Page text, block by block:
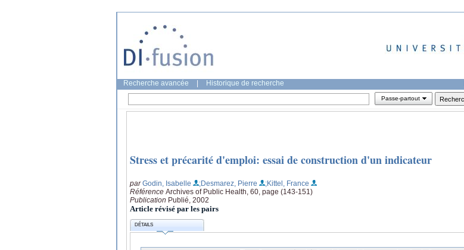
Recherche avancée Historique de recherche
Passe-partout
Stress et précarité d'emploi: essai de construction d'un indicateur
parGodin, Isabelle ;Desmarez, Pierre
;Kittel, France
Référence Archives of Public Health, 60, page (143-151)
Publication Publié, 2002
Article révisé par les pairs
DÉTAILS